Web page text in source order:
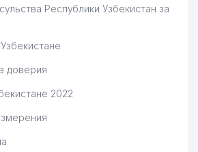
Республики Узбекистан за
доверия
2022